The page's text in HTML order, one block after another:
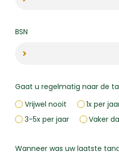
BSN
Gaat u regelmatig naar de
Vrijwel nooit
1x per
3-5x per jaar
Vaker
Wanneer was uw laatste